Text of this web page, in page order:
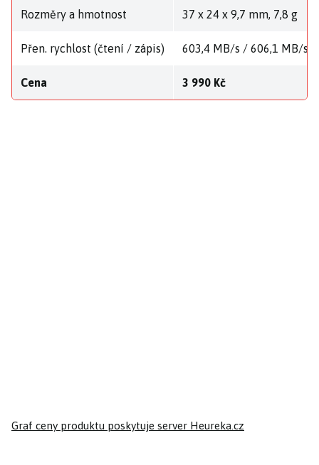
Rozměry a hmotnost 37 x 24 x 9,7 mm, 7,8 g
Přen. rychlost (čtení / zápis) 603,4 MB/s / 606,1 MB/s
Cena 3 990 Kč
Graf ceny produktu poskytuje server Heureka.cz